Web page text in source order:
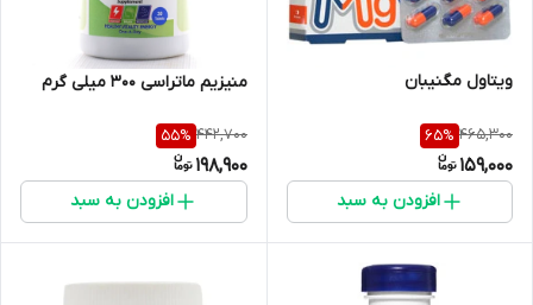
ویتاول مگنیبان
465,300
65%
159,000
افزودن به سبد
منیزیم ماتراسی 300 میلی گرم
442,700
55%
198,900
افزودن به سبد